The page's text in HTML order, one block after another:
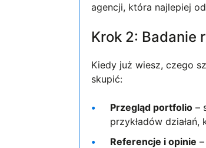
agencji, która najlepiej
Krok 2: Badanie
Kiedy już wiesz, czego
skupić:
Przegląd portfolio –
przykładów
Referencje i opinie